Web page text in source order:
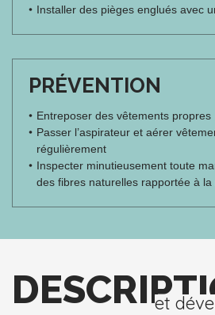
Installer des pièges englués avec
PRÉVENTION
Entreposer des vêtements propres
Passer l’aspirateur et aérer
régulièrement
Inspecter minutieusement toute
des fibres naturelles rapportée à la
et